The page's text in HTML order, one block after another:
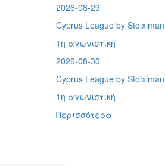
2026-08-29
Cyprus League by Stoiximan
1η αγωνιστική
2026-08-30
Cyprus League by Stoiximan
1η αγωνιστική
Περισσότερα